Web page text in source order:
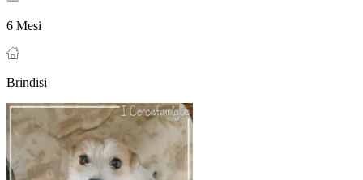
6 Mesi
Brindisi